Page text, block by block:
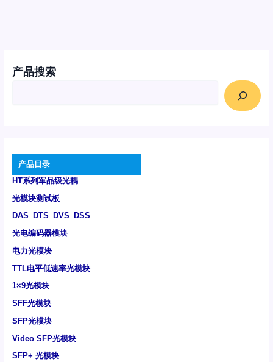
产品搜索
产品目录
HT系列军品级光耦
光模块测试板
DAS_DTS_DVS_DSS
光电编码器模块
电力光模块
TTL电平低速率光模块
1×9光模块
SFF光模块
SFP光模块
Video SFP光模块
SFP+ 光模块